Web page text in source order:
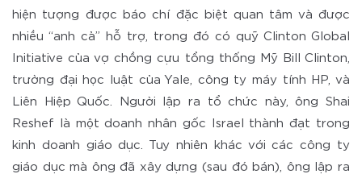
hiện tượng được báo chí đặc biệt quan tâm và được
nhiều “anh cả” hỗ trợ, trong đó có quỹ Clinton Global
Initiative của vợ chồng cựu tổng thống Mỹ Bill Clinton,
trường đại học luật của Yale, công ty máy tính HP, và
Liên Hiệp Quốc. Người lập ra tổ chức này, ông Shai
Reshef là một doanh nhân gốc Israel thành đạt trong
kinh doanh giáo dục. Tuy nhiên khác với các công ty
giáo dục mà ông đã xây dựng (sau đó bán), ông lập ra